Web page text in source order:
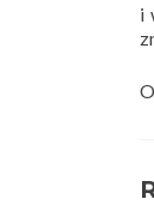
i